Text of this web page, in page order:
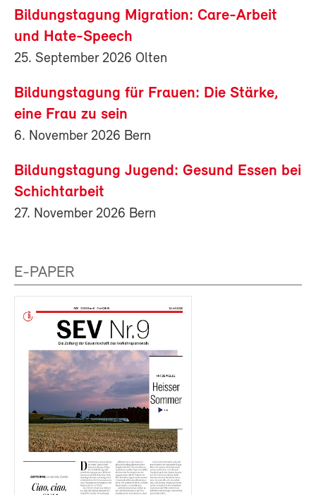
Bildungstagung Migration: Care-Arbeit
und Hate-Speech
25. September 2026 Olten
Bildungstagung für Frauen: Die Stärke,
eine Frau zu sein
6. November 2026 Bern
Bildungstagung Jugend: Gesund Essen bei
Schichtarbeit
27. November 2026 Bern
E-PAPER